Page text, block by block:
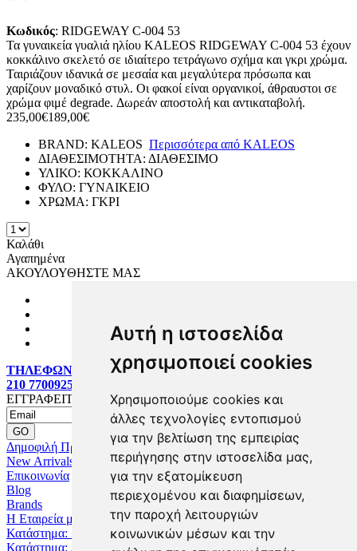
Αυτή η ιστοσελίδα
χρησιμοποιεί cookies
Χρησιμοποιούμε cookies και
άλλες τεχνολογίες εντοπισμού
για την βελτίωση της εμπειρίας
περιήγησης στην ιστοσελίδα μας,
για την εξατομίκευση
περιεχομένου και διαφημίσεων,
την παροχή λειτουργιών
κοινωνικών μέσων και την
Κωδικός: RIDGEWAY C-004 53
Τα γυναικεία γυαλιά ηλίου KALEOS RIDGEWAY C-004 53 έχουν
κοκκάλινο σκελετό σε ιδιαίτερο τετράγωνο σχήμα και γκρι χρώμα.
Ταιριάζουν ιδανικά σε μεσαία και μεγαλύτερα πρόσωπα και
χαρίζουν μοναδικό στυλ. Οι φακοί είναι οργανικοί, άθραυστοι σε
χρώμα φιμέ degrade. Δωρεάν αποστολή και αντικαταβολή.
235,00€189,00€
BRAND: KALEOS Περισσότερα από KALEOS
ΔΙΑΘΕΣΙΜΟΤΗΤΑ: ΔΙΑΘΕΣΙΜΟ
ΥΛΙΚΟ: ΚΟΚΚΑΛΙΝΟ
ΦΥΛΟ: ΓΥΝΑΙΚΕΙΟ
ΧΡΩΜΑ: ΓΚΡΙ
Καλάθι
Αγαπημένα
ΑΚΟΥΛΟΥΘΗΣΤΕ ΜΑΣ
ΤΗΛΕΦΩΝΙΚΕΣ ΠΑΡΑΓΓΕΛΙΕΣ:
210 7700925
ΕΓΓΡΑΦΕΙΤΕ MAILING LIST
Δημοφιλή Προϊόντα
New Arrivals
Επικοινωνία
Blog
Brands
Η Εταιρεία μας
Κατάστημα: Ζωγράφου
Κατάστημα: Αχαρναί